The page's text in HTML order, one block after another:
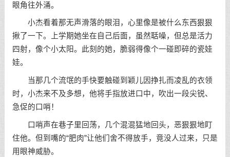
眼角往外涌。
小杰看着那无声滑落的眼泪，心里像是被什么东西狠狠
揪了一下。上学期她坐在自己后面，虽然聒噪，但总是活力
四射，像个小太阳。此刻的她，脆弱得像个一碰即碎的瓷娃
娃。
当那几个流氓的手快要触碰到颖儿因挣扎而凌乱的衣领
时，小杰来不及多想，他将手指放进口中，吹出一段尖锐、
急促的口哨！
口哨声在巷子里回荡，几个混混猛地回头，恶狠狠地盯
住他。但到嘴的“肥肉”让他们舍不得放手，竟没人过来，只是
用眼神威胁。